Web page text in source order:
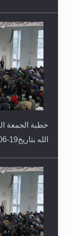
خطبة الجمعة
الله بتاريخ19-06-2026